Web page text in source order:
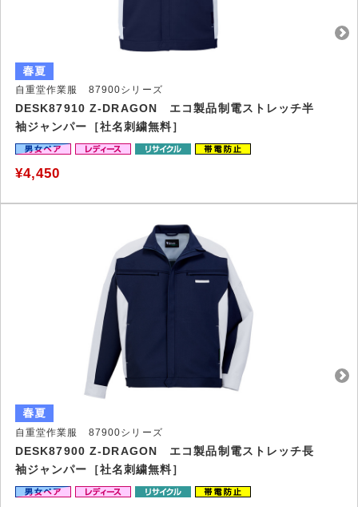
自重堂作業服 87900シリーズ
DESK87910 Z-DRAGON エコ製品制電ストレッチ半
袖ジャンパー［社名刺繍無料］
¥4,450
自重堂作業服 87900シリーズ
DESK87900 Z-DRAGON エコ製品制電ストレッチ長
袖ジャンパー［社名刺繍無料］